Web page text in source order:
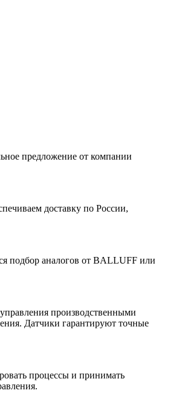
предложение от компании
доставку по России,
подбор аналогов от BALLUFF или
производственными
Датчики гарантируют точные
процессы и принимать